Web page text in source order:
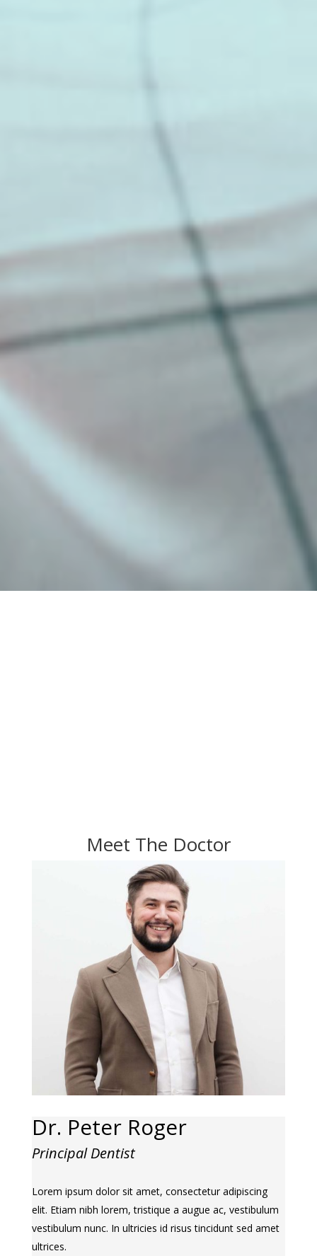
Meet The Doctor
Dr. Peter Roger
Principal Dentist
Lorem ipsum dolor sit amet, consectetur adipiscing
elit. Etiam nibh lorem, tristique a augue ac, vestibulum
vestibulum nunc. In ultricies id risus tincidunt sed amet
ultrices.